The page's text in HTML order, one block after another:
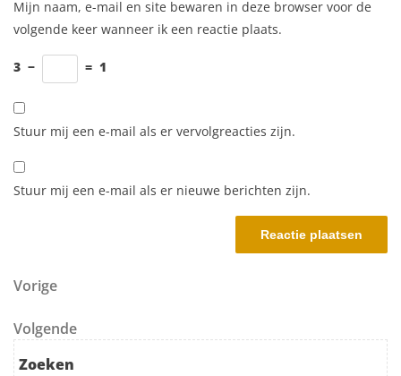
Mijn naam, e-mail en site bewaren in deze browser voor de
volgende keer wanneer ik een reactie plaats.
3 − = 1
Stuur mij een e-mail als er vervolgreacties zijn.
Stuur mij een e-mail als er nieuwe berichten zijn.
Berichtnavigatie
Vorig bericht
Vorige
Volgend bericht
Volgende
Zoeken